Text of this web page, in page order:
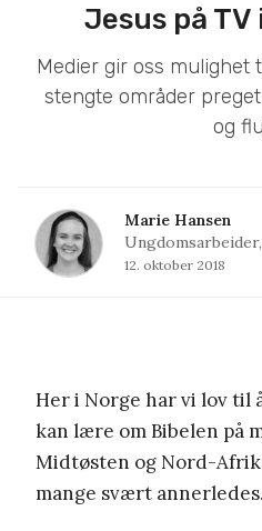
Jesus på
Medier gir oss mulighet
stengte områder
og
Marie Hansen
12. oktober 2018
Her i Norge har vi lov til
kan lære om Bibelen på
Midtøsten og Nord-
mange svært annerledes.